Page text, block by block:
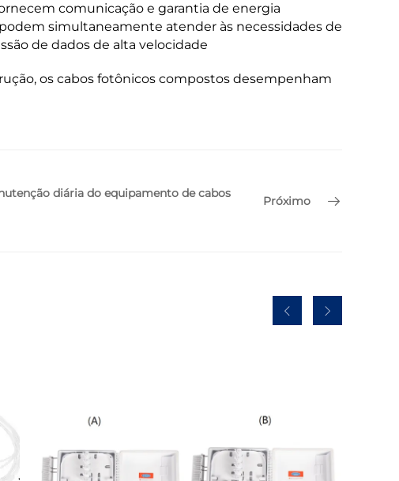
comunicação e garantia de energia
simultaneamente atender às necessidades de
de dados de alta velocidade
os cabos fotônicos compostos desempenham
diária do equipamento de cabos
Próximo